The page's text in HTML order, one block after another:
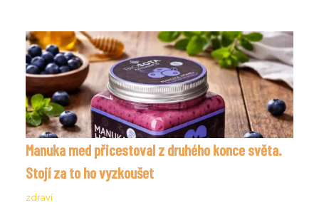
Manuka med přicestoval z druhého konce světa.
Stojí za to ho vyzkoušet
zdraví